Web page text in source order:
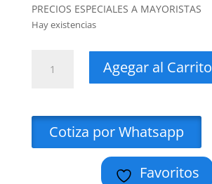
PRECIOS ESPECIALES A MAYORISTAS
Hay existencias
Hilaza
Absorbente
MInimo
Agegar al Carrito
Cotiza por Whatsapp
Favoritos